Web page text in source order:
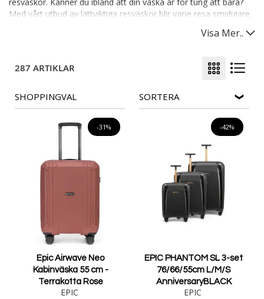
Med vårt utbud av lättviktiga resväskor blir varje resa smidigare.
utan onödig tyngd. Bland vårt utbud hittar du lätta kabinväskor,
väska gör varje resa behagligare, oavsett var du ska.
Visa Mer..
287 ARTIKLAR
SHOPPINGVAL SORTERA
-31%
Epic Airwave Neo
Kabinväska 55 cm -
Terrakotta Rose
EPIC
-42%
EPIC PHANTOM SL 3-set
76/66/55cm L/M/S
AnniversaryBLACK
EPIC